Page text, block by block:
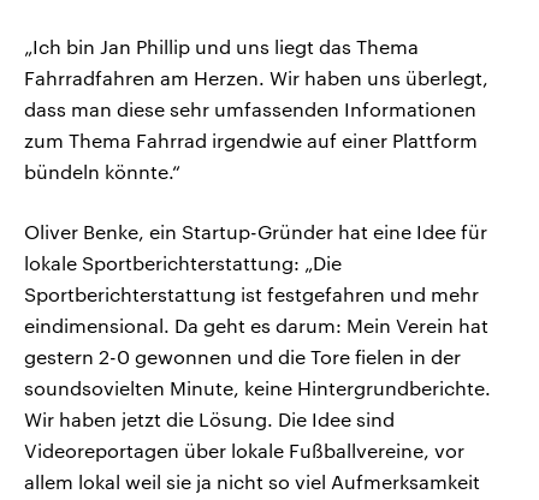
„Ich bin Jan Phillip und uns liegt das Thema
Fahrradfahren am Herzen. Wir haben uns überlegt,
dass man diese sehr umfassenden Informationen
zum Thema Fahrrad irgendwie auf einer Plattform
bündeln könnte.“
Oliver Benke, ein Startup-Gründer hat eine Idee für
lokale Sportberichterstattung: „Die
Sportberichterstattung ist festgefahren und mehr
eindimensional. Da geht es darum: Mein Verein hat
gestern 2-0 gewonnen und die Tore fielen in der
soundsovielten Minute, keine Hintergrundberichte.
Wir haben jetzt die Lösung. Die Idee sind
Videoreportagen über lokale Fußballvereine, vor
allem lokal weil sie ja nicht so viel Aufmerksamkeit